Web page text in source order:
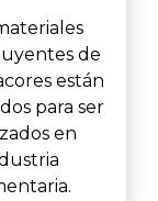
de
están
para ser
en